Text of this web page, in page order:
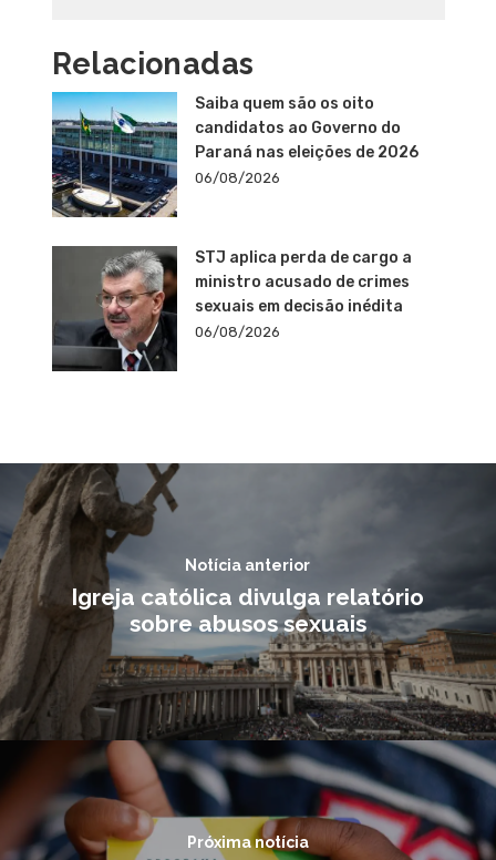
Relacionadas
Saiba quem são os oito
candidatos ao Governo do
Paraná nas eleições de 2026
06/08/2026
STJ aplica perda de cargo a
ministro acusado de crimes
sexuais em decisão inédita
06/08/2026
Notícia anterior
Igreja católica divulga relatório
sobre abusos sexuais
Próxima notícia